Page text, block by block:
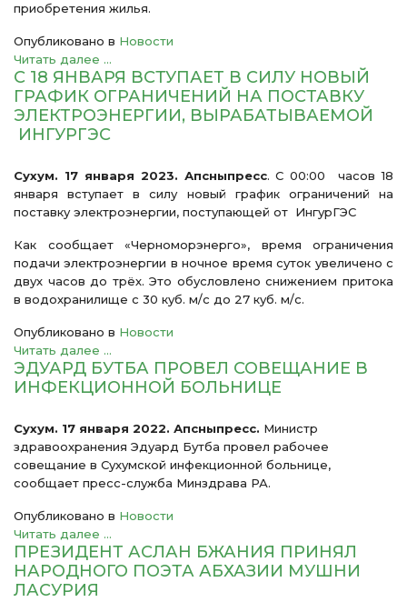
приобретения жилья.
Опубликовано в Новости
Читать далее ...
С 18 ЯНВАРЯ ВСТУПАЕТ В СИЛУ НОВЫЙ
ГРАФИК ОГРАНИЧЕНИЙ НА ПОСТАВКУ
ЭЛЕКТРОЭНЕРГИИ, ВЫРАБАТЫВАЕМОЙ
ИНГУРГЭС
Сухум. 17 января 2023. Апсныпресс. С 00:00 часов 18
января вступает в силу новый график ограничений на
поставку электроэнергии, поступающей от ИнгурГЭС
Как сообщает «Черноморэнерго», время ограничения
подачи электроэнергии в ночное время суток увеличено с
двух часов до трёх. Это обусловлено снижением притока
в водохранилище с 30 куб. м/с до 27 куб. м/с.
Опубликовано в Новости
Читать далее ...
ЭДУАРД БУТБА ПРОВЕЛ СОВЕЩАНИЕ В
ИНФЕКЦИОННОЙ БОЛЬНИЦЕ
Сухум. 17 января 2022. Апсныпресс. Министр
здравоохранения Эдуард Бутба провел рабочее
совещание в Сухумской инфекционной больнице,
сообщает пресс-служба Минздрава РА.
Опубликовано в Новости
Читать далее ...
ПРЕЗИДЕНТ АСЛАН БЖАНИЯ ПРИНЯЛ
НАРОДНОГО ПОЭТА АБХАЗИИ МУШНИ
ЛАСУРИЯ